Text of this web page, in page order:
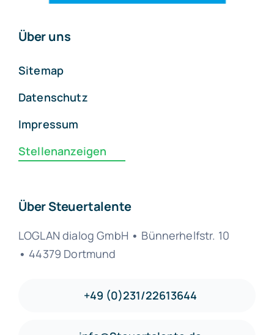
Über uns
Sitemap
Datenschutz
Impressum
Stellenanzeigen
Über Steuertalente
LOGLAN dialog GmbH • Bünnerhelfstr. 10
• 44379 Dortmund
+49 (0)231/22613644